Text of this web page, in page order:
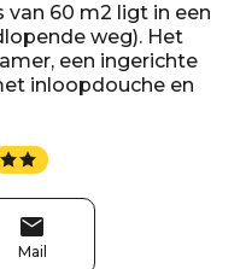
60 m2 ligt in een
weg). Het
een ingerichte
inloopdouche en
Mail